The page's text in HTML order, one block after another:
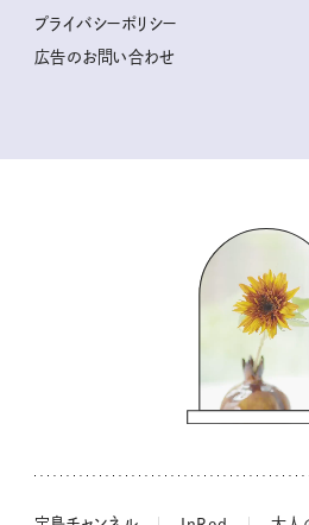
猫と一緒に心地いい暮らし
柳沢小実さんのお散歩するようなゆるり
valoさんのかわいいもの探し
ノーラのフィンランド旅気分
吉田羊さんの着物と12のアソビゴコロ
長谷川あかりさんの今週もお疲れ様つ
プライバシーポリシー
広告のお問い合わせ